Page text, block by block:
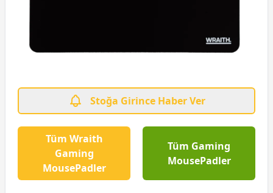
Stoğa Girince Haber Ver
Tüm Wraith
Gaming
MousePadler
Tüm Gaming
MousePadler